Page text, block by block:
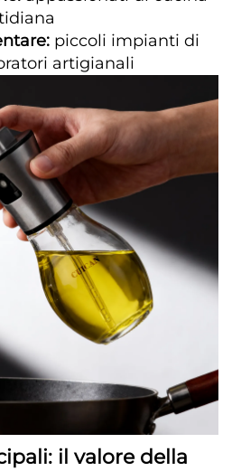
piccoli impianti di
artigianali
il valore della